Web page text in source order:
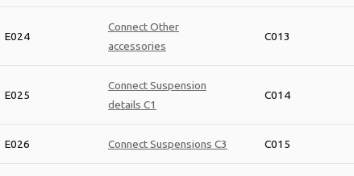
E024
Connect Other
accessories
C013
E025
Connect Suspension
details C1
C014
E026 Connect Suspensions C3 C015